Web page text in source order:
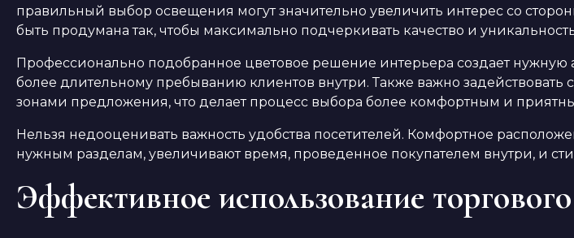
правильный выбор освещения могут значительно увеличить интерес со
быть продумана так, чтобы максимально подчеркивать качество и
Профессионально подобранное цветовое решение интерьера создает нужную
более длительному пребыванию клиентов внутри. Также важно
зонами предложения, что делает процесс выбора более комфортным и
Нельзя недооценивать важность удобства посетителей. Комфортное
нужным разделам, увеличивают время, проведенное покупателем внутри, и
Эффективное использование